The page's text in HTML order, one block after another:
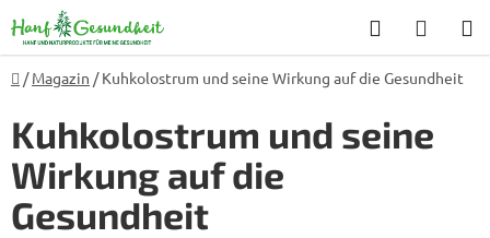
Inhalt
springen
Suchen
Startseite
/ Magazin / Kuhkolostrum und seine Wirkung auf die Gesundheit
Kuhkolostrum und seine
Wirkung auf die
Gesundheit